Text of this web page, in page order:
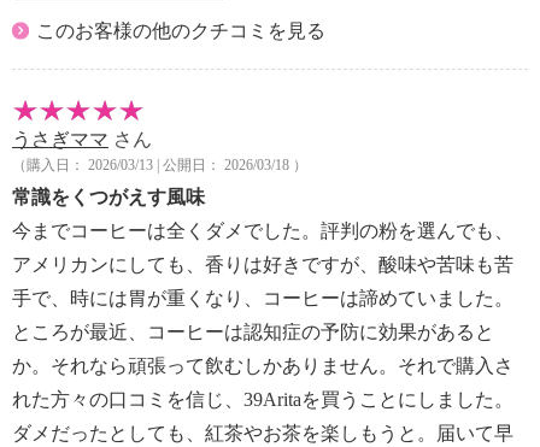
このお客様の他のクチコミを見る
うさぎママ さん
（購入日： 2026/03/13 | 公開日： 2026/03/18 ）
常識をくつがえす風味
今までコーヒーは全くダメでした。評判の粉を選んでも、
アメリカンにしても、香りは好きですが、酸味や苦味も苦
手で、時には胃が重くなり、コーヒーは諦めていました。
ところが最近、コーヒーは認知症の予防に効果があると
か。それなら頑張って飲むしかありません。それで購入さ
れた方々の口コミを信じ、39Aritaを買うことにしました。
ダメだったとしても、紅茶やお茶を楽しもうと。届いて早